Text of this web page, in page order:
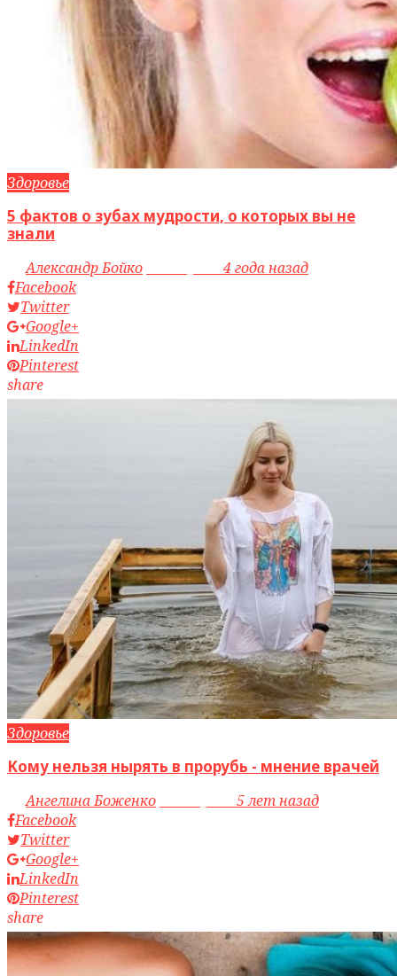
Здоровье
5 фактов о зубах мудрости, о которых вы не
знали
byАлександр Бойко
4 года назад
Facebook
Twitter
Google+
LinkedIn
Pinterest
share
Здоровье
Кому нельзя нырять в прорубь - мнение врачей
byАнгелина Боженко
5 лет назад
Facebook
Twitter
Google+
LinkedIn
Pinterest
share